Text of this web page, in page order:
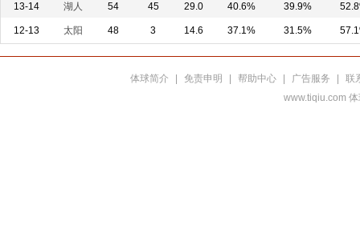
13-14 湖人 54 45 29.0 40.6% 39.9%
12-13 太阳 48 3 14.6 37.1% 31.5%
体球简介 免责申明 帮助中心 广告服务
联
www.tiqiu.com